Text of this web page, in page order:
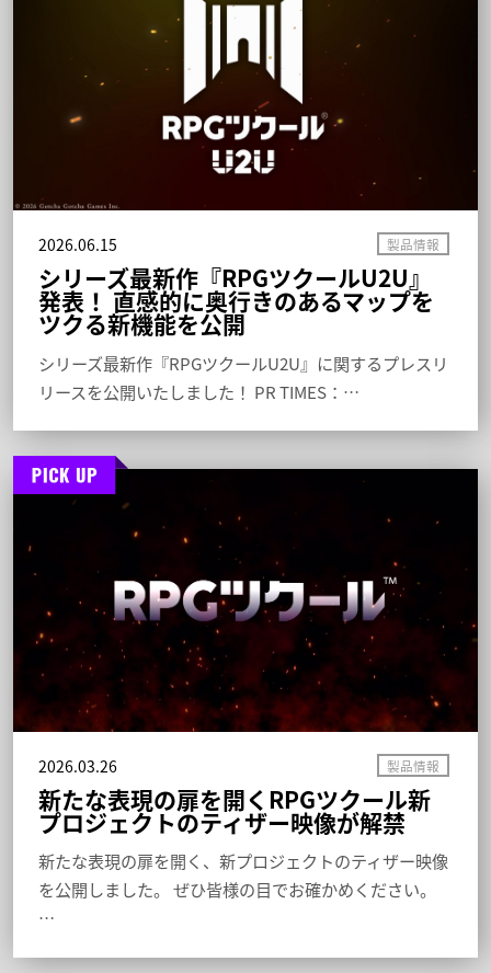
2026.06.15
シリーズ最新作『RPGツクールU2U』
発表！ 直感的に奥行きのあるマップを
ツクる新機能を公開
シリーズ最新作『RPGツクールU2U』に関するプレスリ
リースを公開いたしました！ PR TIMES：…
2026.03.26
新たな表現の扉を開くRPGツクール新
プロジェクトのティザー映像が解禁
新たな表現の扉を開く、新プロジェクトのティザー映像
を公開しました。 ぜひ皆様の目でお確かめください。
…